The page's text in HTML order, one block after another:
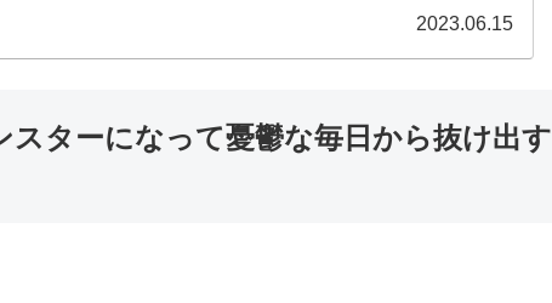
2023.06.15
スターになって憂鬱な毎日から抜け出す